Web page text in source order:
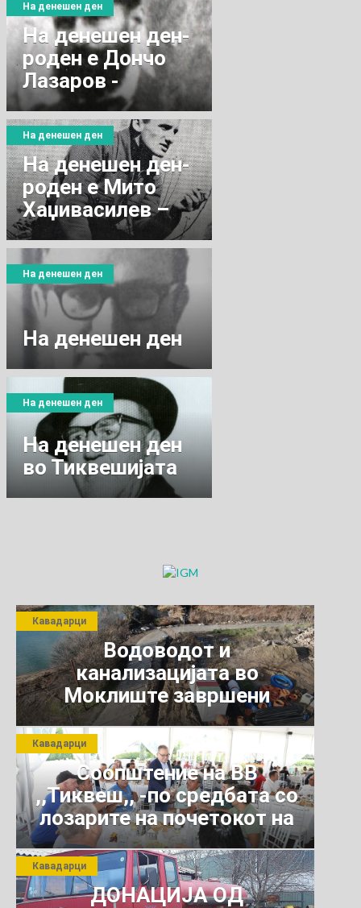
На денешен ден-
роден е Дончо
Лазаров -
Сојтеријата
На денешен ден
На денешен ден-
роден е Мито
Хаџивасилев –
Јасмин
На денешен ден
На денешен ден
На денешен ден
На денешен ден
во Тиквешијата
На денешен ден
Водоводот и
канализацијата во
Моклиште завршени
Кавадарци
Соопштение на ВВ
,,Тиквеш,, -по средбата со
лозарите на почетокот на
јули 2026 г.
Кавадарци
ДОНАЦИЈА ОД
Кавадарци